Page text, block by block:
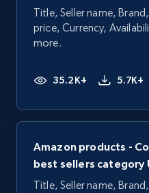
Title, Seller name,
price, Currency,
more.
35.2K+ 5.7K+
Amazon products -
best sellers category
Title, Seller name,